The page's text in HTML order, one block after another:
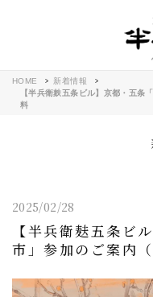
HOME
新着情報
【半兵衛麸五条ビル】京都・五
料
【半兵衛麸五条ビ
市」参加のご案内
2025/02/28